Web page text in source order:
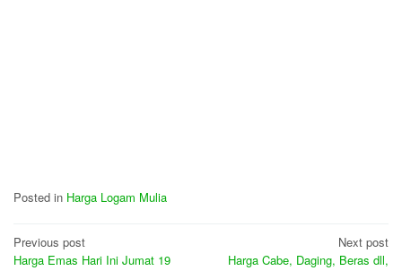
Posted in Harga Logam Mulia
Post
Previous post
Harga Emas Hari Ini Jumat 19
Next post
Harga Cabe, Daging, Beras dll,